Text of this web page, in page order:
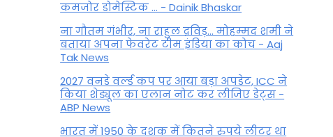
कमजोर डोमेस्टिक ... - Dainik Bhaskar
ना गौतम गंभीर, ना राहुल द्रव‍िड़... मोहम्मद शमी ने
बताया अपना फेवरेट टीम इंड‍िया का कोच - Aaj
Tak News
2027 वनडे वर्ल्ड कप पर आया बड़ा अपडेट, ICC ने
किया शेड्यूल का एलान नोट कर लीजिए डेट्स -
ABP News
भारत में 1950 के दशक में कितने रुपये लीटर था